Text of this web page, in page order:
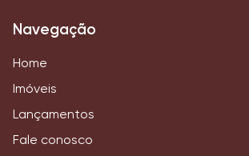
Navegação
Home
Imóveis
Lançamentos
Fale conosco